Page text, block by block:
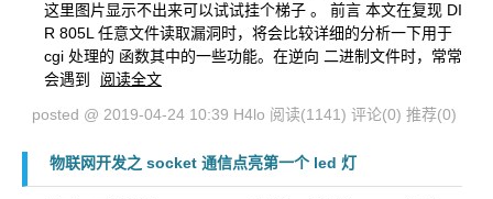
这里图片显示不出来可以试试挂个梯子 。 前言 本文在复现 DI
R 805L 任意文件读取漏洞时，将会比较详细的分析一下用于
cgi 处理的 函数其中的一些功能。在逆向 二进制文件时，常常
会遇到
阅读全文
posted @ 2019-04-24 10:39 H4lo 阅读(1141) 评论(0) 推荐(0)
物联网开发之 socket 通信点亮第一个 led 灯